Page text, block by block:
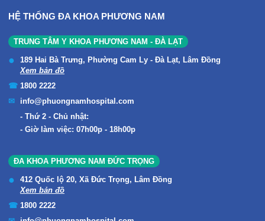
HỆ THỐNG ĐA KHOA PHƯƠNG NAM
TRUNG TÂM Y KHOA PHƯƠNG NAM - ĐÀ LẠT
189 Hai Bà Trưng, Phường Cam Ly - Đà Lạt, Lâm Đồng
Xem bản đồ
1800 2222
info@phuongnamhospital.com
Thứ 2 - Chủ nhật:
Giờ làm việc: 07h00p - 18h00p
ĐA KHOA PHƯƠNG NAM ĐỨC TRỌNG
412 Quốc lộ 20, Xã Đức Trọng, Lâm Đồng
Xem bản đồ
1800 2222